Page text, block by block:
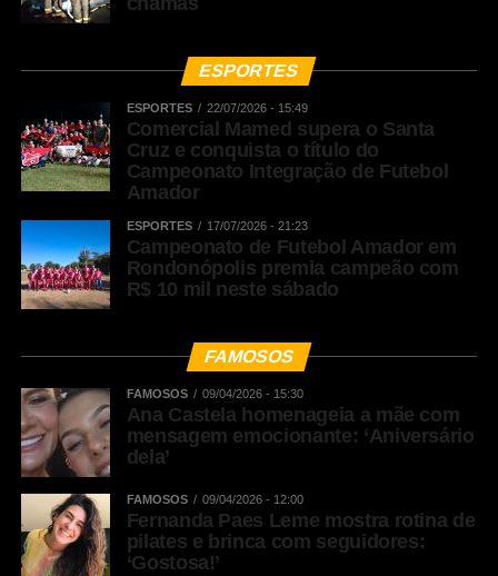
ESPORTES
ESPORTES 22/07/2026 - 15:49
Comercial Mamed supera o Santa
Cruz e conquista o título do
Campeonato Integração de Futebol
Amador
ESPORTES 17/07/2026 - 21:23
Campeonato de Futebol Amador em
Rondonópolis premia campeão com
R$ 10 mil neste sábado
FAMOSOS
FAMOSOS 09/04/2026 - 15:30
Ana Castela homenageia a mãe com
mensagem emocionante: ‘Aniversário
dela’
FAMOSOS 09/04/2026 - 12:00
Fernanda Paes Leme mostra rotina de
pilates e brinca com seguidores:
‘Gostosa!’